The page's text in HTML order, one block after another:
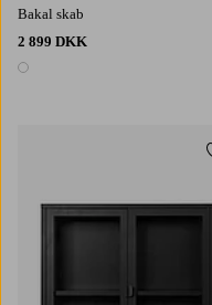
Bakal skab
2 899 DKK
1 farve